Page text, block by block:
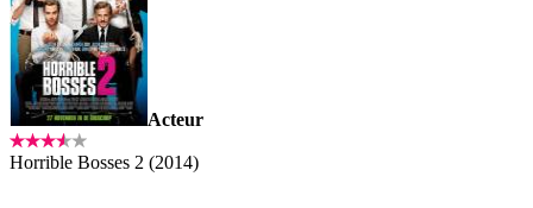
Acteur
Horrible Bosses 2 (2014)